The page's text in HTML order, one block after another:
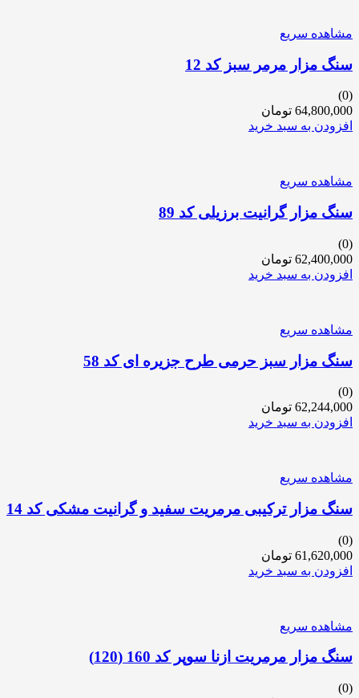
مشاهده سریع
سنگ مزار مرمر سبز کد 12
(0)
64,800,000 تومان
افزودن به سبد خرید
مشاهده سریع
سنگ مزار گرانیت برزیلی کد 89
(0)
62,400,000 تومان
افزودن به سبد خرید
مشاهده سریع
سنگ مزار سبز حرمی طرح جزیره ای کد 58
(0)
62,244,000 تومان
افزودن به سبد خرید
مشاهده سریع
سنگ مزار ترکیبی مرمریت سفید و گرانیت مشکی کد 14
(0)
61,620,000 تومان
افزودن به سبد خرید
مشاهده سریع
سنگ مزار مرمریت ازنا سوپر کد 160 (120)
(0)